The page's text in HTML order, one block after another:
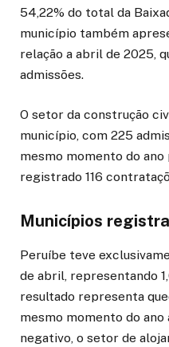
54,22% do total da
município também
relação a abril de 2025,
admissões.
O setor da construção
município, com 225
mesmo momento do ano
registrado 116
Municípios
Peruíbe teve
de abril, representando
resultado representa
mesmo momento do
negativo, o setor de